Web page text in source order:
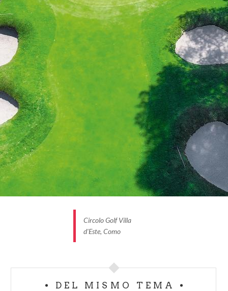
Circolo Golf Villa
d'Este, Como
DEL MISMO TEMA